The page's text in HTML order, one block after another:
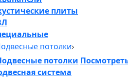
плиты
потолки
потолки
система